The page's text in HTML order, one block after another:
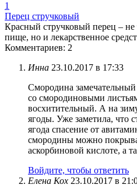
1
Перец стручковый
Красный стручковый перец – не
пище, но и лекарственное
Комментариев: 2
Инна 23.10.2017 в 17:33
Смородина
со смородиновыми
восхитительный. А на
ягоды. Уже заметила, что
ягода спасение от
смородины можно
аскорбиновой кислоте, а
Войдите, чтобы ответить
Елена Кох 23.10.2017 в